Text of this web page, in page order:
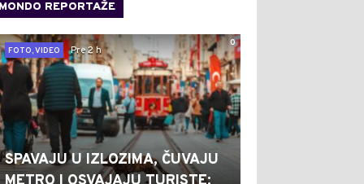
MONDO REPORTAŽE
0
FOTO, VIDEO
Pre 2 h
SPAVAJU U IZLOZIMA, ČUVAJU